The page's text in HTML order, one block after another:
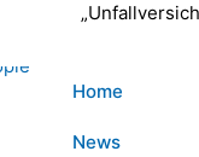
Home
News